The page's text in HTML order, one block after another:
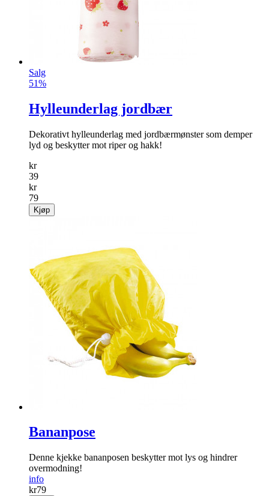
Salg
51%
Hylleunderlag jordbær
Dekorativt hylleunderlag med jordbærmønster som demper
lyd og beskytter mot riper og hakk!
kr
39
kr
79
Kjøp
Bananpose
Denne kjekke bananposen beskytter mot lys og hindrer
overmodning!
info
kr79